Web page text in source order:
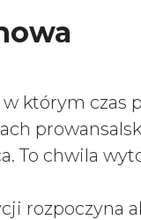
którym czas
To chwila
rozpoczyna